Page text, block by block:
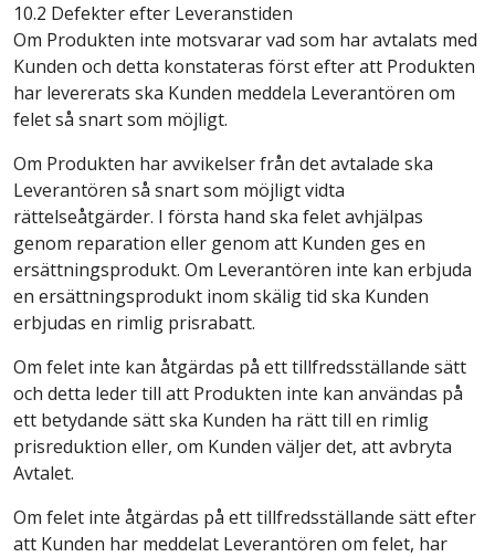
10.2 Defekter efter Leveranstiden
Om Produkten inte motsvarar vad som har avtalats med
Kunden och detta konstateras först efter att Produkten
har levererats ska Kunden meddela Leverantören om
felet så snart som möjligt.
Om Produkten har avvikelser från det avtalade ska
Leverantören så snart som möjligt vidta
rättelseåtgärder. I första hand ska felet avhjälpas
genom reparation eller genom att Kunden ges en
ersättningsprodukt. Om Leverantören inte kan erbjuda
en ersättningsprodukt inom skälig tid ska Kunden
erbjudas en rimlig prisrabatt.
Om felet inte kan åtgärdas på ett tillfredsställande sätt
och detta leder till att Produkten inte kan användas på
ett betydande sätt ska Kunden ha rätt till en rimlig
prisreduktion eller, om Kunden väljer det, att avbryta
Avtalet.
Om felet inte åtgärdas på ett tillfredsställande sätt efter
att Kunden har meddelat Leverantören om felet, har